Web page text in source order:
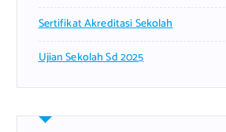
Sertifikat Akreditasi Sekolah
Ujian Sekolah Sd 2025